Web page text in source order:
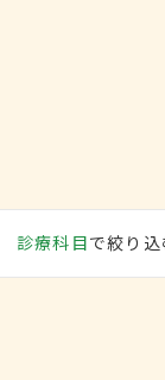
診療科目で絞り込